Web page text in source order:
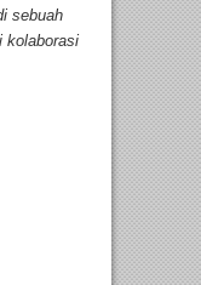
sebuah
kolaborasi